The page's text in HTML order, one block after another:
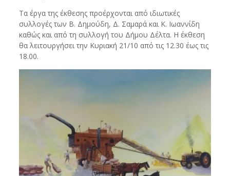
Τα έργα της έκθεσης προέρχονται από ιδιωτικές
συλλογές των Β. Δημούδη, Δ. Σαμαρά και Κ. Ιωαννίδη
καθώς και από τη συλλογή του Δήμου Δέλτα. Η έκθεση
θα λειτουργήσει την Κυριακή 21/10 από τις 12.30 έως τις
18.00.